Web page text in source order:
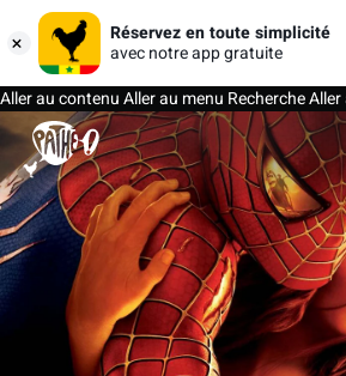
Réservez en toute simplicité
avec notre app gratuite
Aller au contenuAller au menu RechercheAller